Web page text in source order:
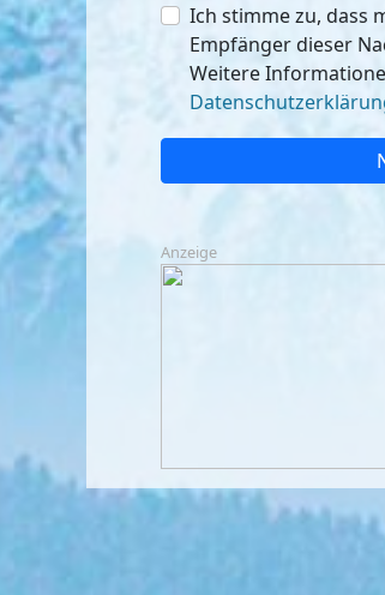
Ich stimme zu, dass
Empfänger dieser
Weitere
Anzeige